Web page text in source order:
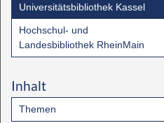
Universitätsbibliothek Kassel
Hochschul- und
Landesbibliothek RheinMain
Inhalt
Themen